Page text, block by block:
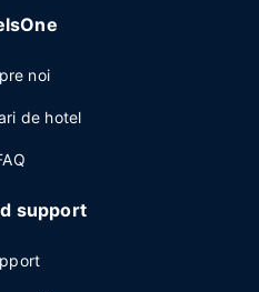
noi
de hotel
support